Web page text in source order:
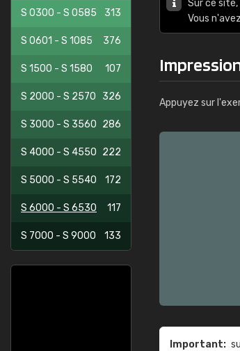
S 0300 - S 0585 313
S 0601 - S 1085 376
S 1500 - S 1580 107
S 2000 - S 2570 326
S 3000 - S 3560 286
S 4000 - S 4550 222
S 5000 - S 5540 172
S 6000 - S 6530 117
S 7000 - S 9000 133
Sur ce
Vous
Appuyez sur
Important: